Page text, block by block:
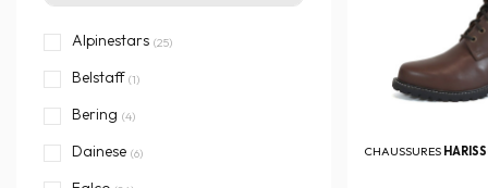
Alpinestars (25)
Belstaff (1)
Bering (4)
Dainese (6) CHAUSSURES